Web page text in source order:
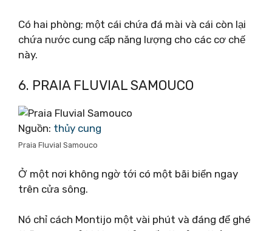
Có hai phòng; một cái chứa đá mài và cái còn lại
chứa nước cung cấp năng lượng cho các cơ chế
này.
6. PRAIA FLUVIAL SAMOUCO
Nguồn: thủy cung
Praia Fluvial Samouco
Ở một nơi không ngờ tới có một bãi biển ngay
trên cửa sông.
Nó chỉ cách Montijo một vài phút và đáng để ghé